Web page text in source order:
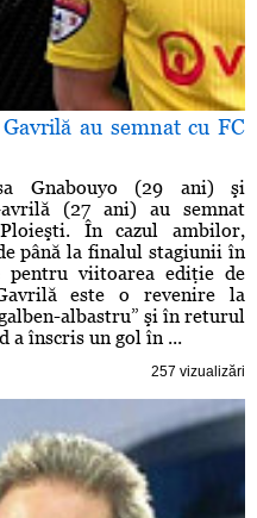
au semnat cu FC
Gnabouyo (29 ani) şi
(27 ani) au semnat
În cazul ambilor,
până la finalul stagiunii în
pentru viitoarea ediţie de
este o revenire la
albastru” şi în returul
a înscris un gol în ...
257 vizualizări